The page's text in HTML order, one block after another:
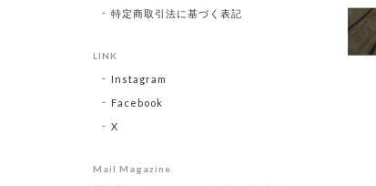
特定商取引法に基づく表記
LINK
Instagram
Facebook
X
Mail Magazine